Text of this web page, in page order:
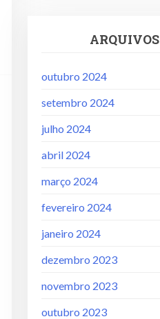
ARQUIVOS
outubro 2024
setembro 2024
julho 2024
abril 2024
março 2024
fevereiro 2024
janeiro 2024
dezembro 2023
novembro 2023
outubro 2023